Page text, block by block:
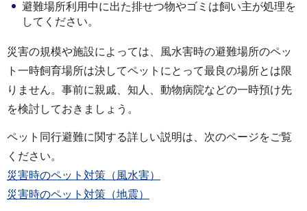
避難場所利用中に出た排せつ物やゴミは飼い主が処理を
してください。
災害の規模や施設によっては、風水害時の避難場所のペッ
ト一時飼育場所は決してペットにとって最良の場所とは限
りません。事前に親戚、知人、動物病院などの一時預け先
を検討しておきましょう。
ペット同行避難に関する詳しい説明は、次のページをご覧
ください。
災害時のペット対策（風水害）
災害時のペット対策（地震）